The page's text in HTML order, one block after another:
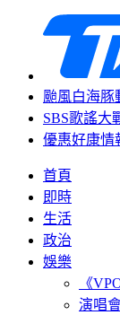
颱風白海豚
SBS歌謠大
優惠好康情
首頁
即時
生活
政治
娛樂
《
演唱